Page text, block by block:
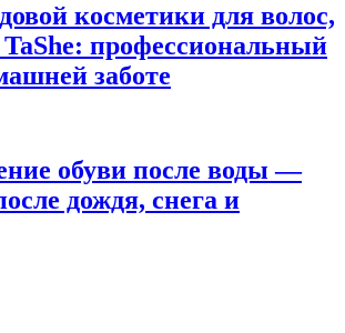
косметики для волос,
профессиональный
заботе
обуви после воды —
дождя, снега и